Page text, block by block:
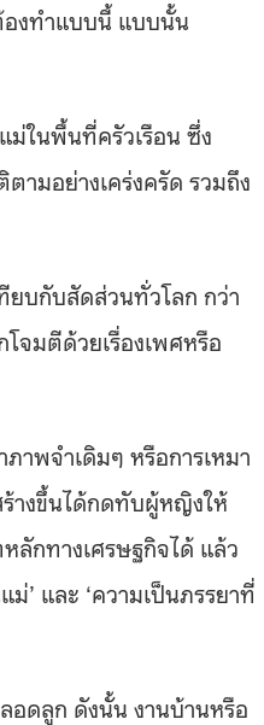
องทำแบบนี้ แบบนั้น
ในพื้นที่ครัวเรือน ซึ่ง
ามอย่างเคร่งครัด รวมถึง
ยบกับสัดส่วนทั่วโลก กว่า
จมตีด้วยเรื่องเพศหรือ
าพจำเดิมๆ หรือการเหมา
างขึ้นได้กดทับผู้หญิงให้
กทางเศรษฐกิจได้ แล้ว
’ และ ‘ความเป็นภรรยาที่
อดลูก ดังนั้น งานบ้านหรือ